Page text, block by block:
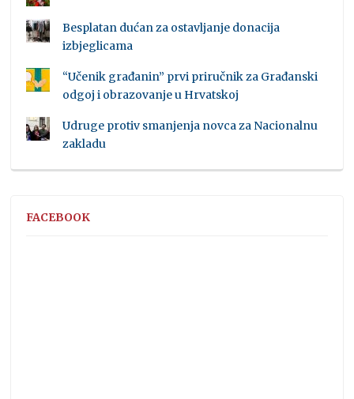
Besplatan dućan za ostavljanje donacija
izbjeglicama
“Učenik građanin” prvi priručnik za Građanski
odgoj i obrazovanje u Hrvatskoj
Udruge protiv smanjenja novca za Nacionalnu
zakladu
FACEBOOK